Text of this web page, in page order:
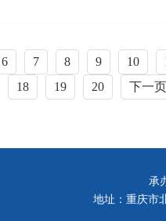
6 7 8 9 10
18 19 20 下一页
承
地址：重庆市